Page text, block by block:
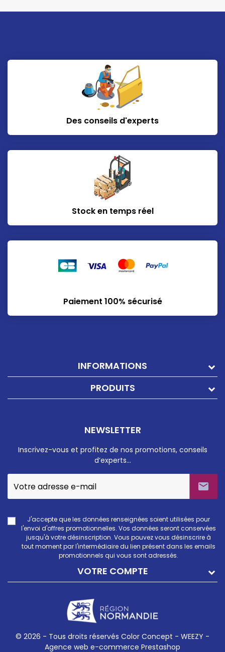
Des conseils d'experts
Stock en temps réel
Paiement 100% sécurisé
INFORMATIONS
PRODUITS
NEWSLETTER
Inscrivez-vous et profitez de nos promotions, conseils
d’experts…

J'accepte que les données renseignées soient utilisées pour
l'envoi d'offres promotionnelles. Vos données seront conservées
jusqu'à votre désinscription. Vous pouvez vous désinscrire à
tout moment par l'intermédiaire du lien présent dans les emails
promotionnels qui vous sont adressés.
VOTRE COMPTE
© 2026 - Tous droits réservés Color Concept - WEEZY -
Agence web e-commerce Prestashop